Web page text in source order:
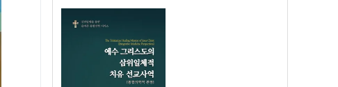
kontrak produksi alih
daya vaksin Ebola MSD
perusahaannya, IDT